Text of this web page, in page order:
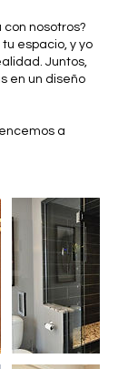
nosotros?
espacio, y yo
Juntos,
en un diseño
a